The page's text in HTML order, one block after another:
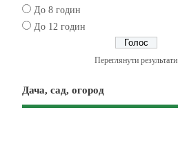
До 8 годин
До 12 годин
Переглянути результати
Дача, сад, огород